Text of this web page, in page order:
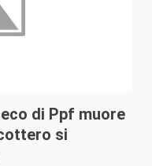
di Ppf muore
si